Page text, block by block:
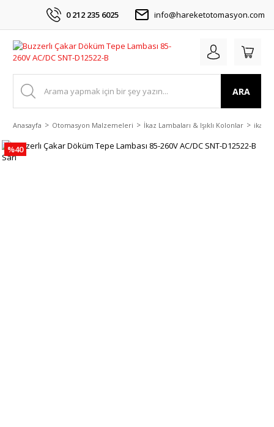
0 212 235 6025 info@hareketotomasyon.com
ARA
Anasayfa Otomasyon Malzemeleri İkaz Lambaları & Işıklı Kolonlar ikaz
%40